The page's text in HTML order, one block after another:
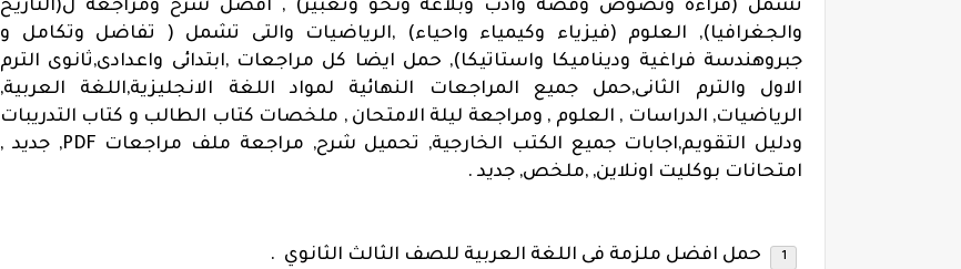
تشمل (قراءة ونصوص وقصة وادب وبلاغة ونحو وتعبير) , افضل شرح ومراجعة ل(التاريخ
والجغرافيا), العلوم (فيزياء وكيمياء واحياء) ,الرياضيات والتى تشمل ( تفاضل وتكامل و
جبروهندسة فراغية وديناميكا واستاتيكا), حمل ايضا كل مراجعات ,ابتدائى واعدادى,ثانوى الترم
الاول والترم الثانى,حمل جميع المراجعات النهائية لمواد اللغة الانجليزية,اللغة العربية,
الرياضيات, الدراسات , العلوم , ومراجعة ليلة الامتحان , ملخصات كتاب الطالب و كتاب التدريبات
ودليل التقويم,اجابات جميع الكتب الخارجية, تحميل شرح, مراجعة ملف مراجعات PDF, جديد ,
امتحانات بوكليت اونلاين, ,ملخص, جديد .
حمل افضل ملزمة فى اللغة العربية للصف الثالث الثانوي .